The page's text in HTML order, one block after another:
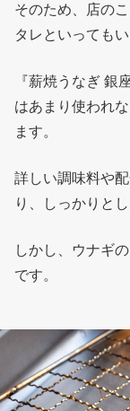
そのため、店の
タレといってもい
『薪焼うなぎ 銀
はあまり使われ
ます。
詳しい調味料や
り、しっかりと
しかし、ウナギ
です。